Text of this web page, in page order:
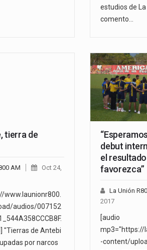
estudios de
comento…
tierra de
AM
Oct 24,
www.launionr800.
audios/007152
"Tierras de Antebi
por narcos
debut
el
favorezca”
La Unión
2017
[audio
mp3="https://
-content/